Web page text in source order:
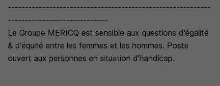
-----------------------------------------------------------
-----------------------------
Le Groupe MERICQ est sensible aux questions d'égalité
& d'équité entre les femmes et les hommes. Poste
ouvert aux personnes en situation d'handicap.